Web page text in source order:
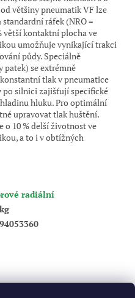
většiny pneumatik VF lze
ráfek (NRO =
větší kontaktní plocha ve
umožňuje vynikající trakci
půdy. Speciálně
patek) se extrémně
tlak v pneumatice
po silnici zajišťují specifické
hluku. Pro optimální
upravovat tlak huštění.
o 10 % delší životnost ve
a to i v obtížných
radiální